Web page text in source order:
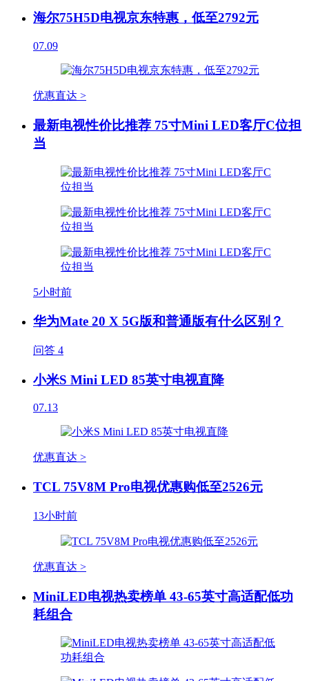
海尔75H5D电视京东特惠，低至2792元
07.09
优惠直达 >
最新电视性价比推荐 75寸Mini LED客厅C位担
当
5小时前
华为Mate 20 X 5G版和普通版有什么区别？
问答 4
小米S Mini LED 85英寸电视直降
07.13
优惠直达 >
TCL 75V8M Pro电视优惠购低至2526元
13小时前
优惠直达 >
MiniLED电视热卖榜单 43-65英寸高适配低功
耗组合